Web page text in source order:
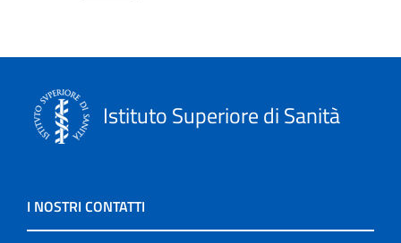
Istituto Superiore di Sanità
I NOSTRI CONTATTI